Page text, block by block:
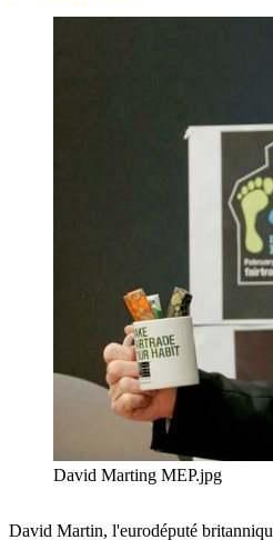
David Marting MEP.jpg
David Martin, l'eurodéputé